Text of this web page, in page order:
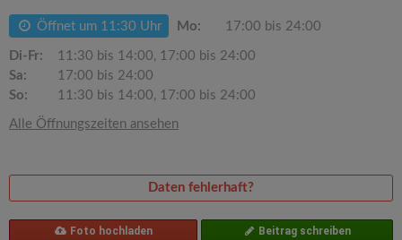
Öffnet um 11:30 Uhr Mo: 17:00 bis 24:00
Di-Fr:
11:30 bis 14:00, 17:00 bis 24:00
Sa:
17:00 bis 24:00
So:
11:30 bis 14:00, 17:00 bis 24:00
Alle Öffnungszeiten ansehen
Daten fehlerhaft?
Foto hochladen Beitrag schreiben
a
t
n